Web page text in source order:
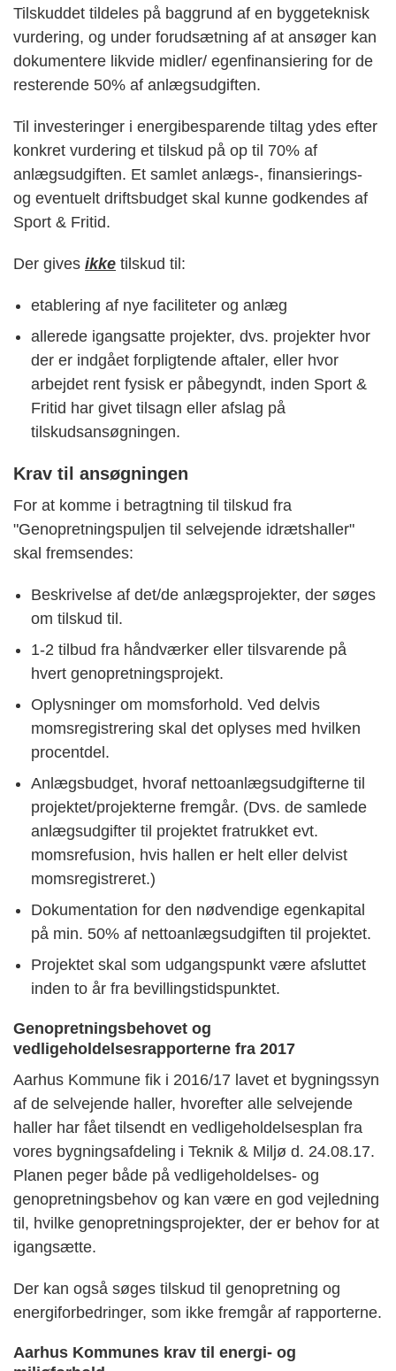
Tilskuddet tildeles på baggrund af en byggeteknisk
vurdering, og under forudsætning af at ansøger kan
dokumentere likvide midler/ egenfinansiering for de
resterende 50% af anlægsudgiften.
Til investeringer i energibesparende tiltag ydes efter
konkret vurdering et tilskud på op til 70% af
anlægsudgiften. Et samlet anlægs-, finansierings-
og eventuelt driftsbudget skal kunne godkendes af
Sport & Fritid.
Der gives ikke tilskud til:
etablering af nye faciliteter og anlæg
allerede igangsatte projekter, dvs. projekter hvor
der er indgået forpligtende aftaler, eller hvor
arbejdet rent fysisk er påbegyndt, inden Sport &
Fritid har givet tilsagn eller afslag på
tilskudsansøgningen.
Krav til ansøgningen
For at komme i betragtning til tilskud fra
"Genopretningspuljen til selvejende idrætshaller"
skal fremsendes:
Beskrivelse af det/de anlægsprojekter, der søges
om tilskud til.
1-2 tilbud fra håndværker eller tilsvarende på
hvert genopretningsprojekt.
Oplysninger om momsforhold. Ved delvis
momsregistrering skal det oplyses med hvilken
procentdel.
Anlægsbudget, hvoraf nettoanlægsudgifterne til
projektet/projekterne fremgår. (Dvs. de samlede
anlægsudgifter til projektet fratrukket evt.
momsrefusion, hvis hallen er helt eller delvist
momsregistreret.)
Dokumentation for den nødvendige egenkapital
på min. 50% af nettoanlægsudgiften til projektet.
Projektet skal som udgangspunkt være afsluttet
inden to år fra bevillingstidspunktet.
Genopretningsbehovet og
vedligeholdelsesrapporterne fra 2017
Aarhus Kommune fik i 2016/17 lavet et bygningssyn
af de selvejende haller, hvorefter alle selvejende
haller har fået tilsendt en vedligeholdelsesplan fra
vores bygningsafdeling i Teknik & Miljø d. 24.08.17.
Planen peger både på vedligeholdelses- og
genopretningsbehov og kan være en god vejledning
til, hvilke genopretningsprojekter, der er behov for at
igangsætte.
Der kan også søges tilskud til genopretning og
energiforbedringer, som ikke fremgår af rapporterne.
Aarhus Kommunes krav til energi- og